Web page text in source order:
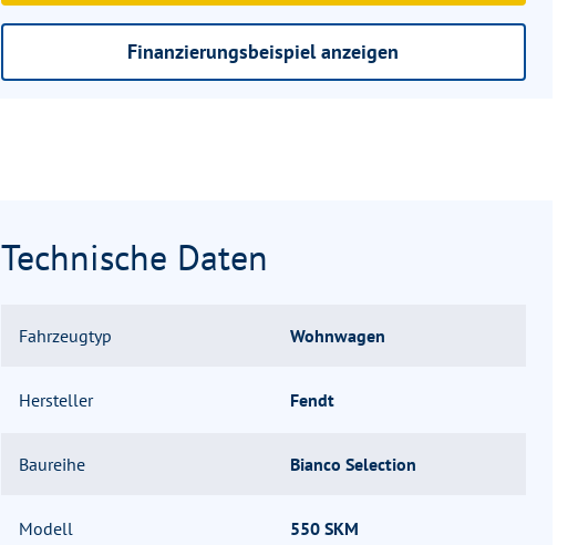
Finanzierungsbeispiel anzeigen
Technische Daten
Fahrzeugtyp Wohnwagen
Hersteller Fendt
Baureihe Bianco Selection
Modell 550 SKM